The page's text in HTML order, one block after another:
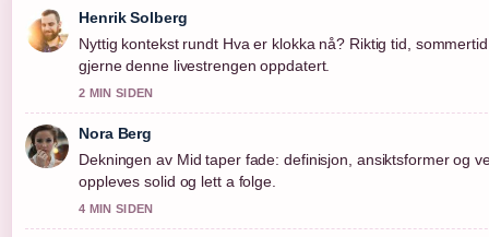
Henrik Solberg
Nyttig kontekst rundt Hva er klokka nå? Riktig tid,
gjerne denne livestrengen oppdatert.
2 MIN SIDEN
Nora Berg
Dekningen av Mid taper fade: definisjon, ansiktsformer og
oppleves solid og lett a folge.
4 MIN SIDEN